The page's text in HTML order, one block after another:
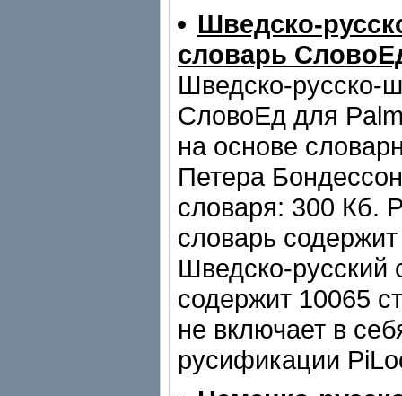
Шведско-
словарь
Шведско-русско-
СловоЕд для
на основе
Петера
словаря: 300 Кб.
словарь
Шведско-русский
содержит 10065
не включает в
русификации